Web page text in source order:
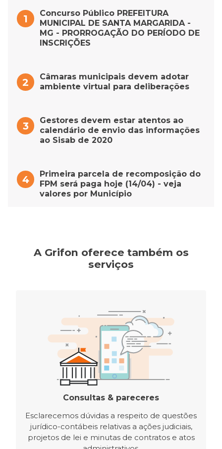
Concurso Público PREFEITURA
MUNICIPAL DE SANTA MARGARIDA -
MG - PRORROGAÇÃO DO PERÍODO DE
INSCRIÇÕES
Câmaras municipais devem adotar
ambiente virtual para deliberações
Gestores devem estar atentos ao
calendário de envio das informações
ao Sisab de 2020
Primeira parcela de recomposição do
FPM será paga hoje (14/04) - veja
valores por Município
A Grifon oferece também os
serviços
Consultas & pareceres
Esclarecemos dúvidas a respeito de questões
jurídico-contábeis relativas a ações judiciais,
projetos de lei e minutas de contratos e atos